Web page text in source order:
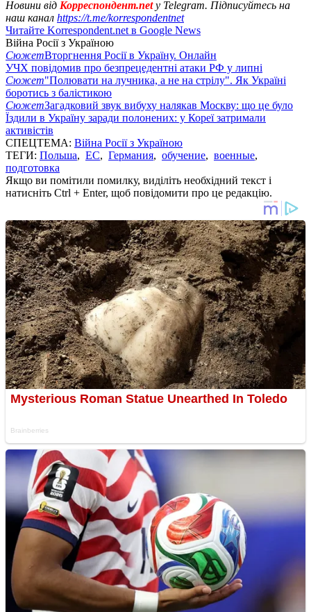
Новини від Корреспондент.netу Telegram. Підписуйтесь на
наш канал https://t.me/korrespondentnet
Читайте Korrespondent.net в Google News
Війна Росії з Україною
СюжетВторгнення Росії в Україну. Онлайн
УЧХ повідомив про безпрецедентні атаки РФ у липні
Сюжет"Полювати на лучника, а не на стрілу". Як Україні
боротись з балістикою
СюжетЗагадковий звук вибуху налякав Москву: що це було
Їздили в Україну заради полонених: у Кореї затримали
активістів
СПЕЦТЕМА: Війна Росії з Україною
ТЕГИ: Польша, ЕС, Германия, обучение, военные,
подготовка
Якщо ви помітили помилку, виділіть необхідний текст і
натисніть Ctrl + Enter, щоб повідомити про це редакцію.